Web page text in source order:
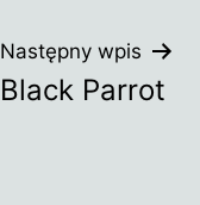
Następny wpis
Black Parrot